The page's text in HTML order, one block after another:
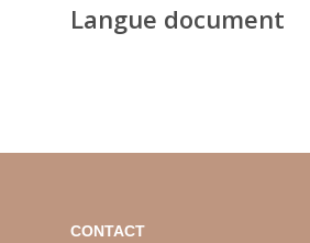
Langue document
CONTACT